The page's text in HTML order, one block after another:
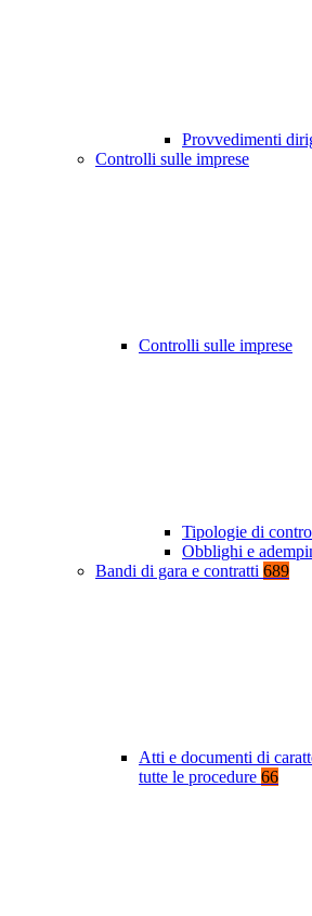
Provvedimenti
Controlli sulle imprese
Controlli sulle imprese
Tipologie di
Obblighi e
Bandi di gara e contratti 689
Atti e documenti di
tutte le procedure 66